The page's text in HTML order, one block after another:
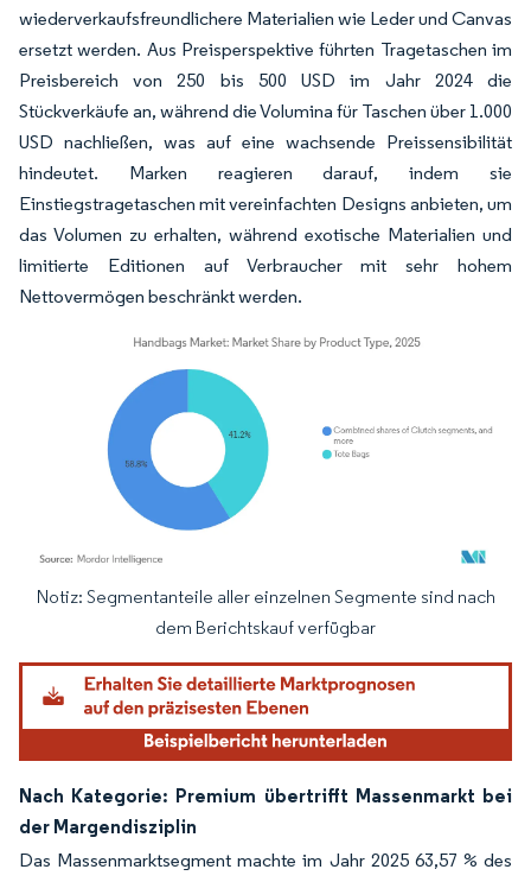
wiederverkaufsfreundlichere Materialien wie Leder und Canvas
ersetzt werden. Aus Preisperspektive führten Tragetaschen im
Preisbereich von 250 bis 500 USD im Jahr 2024 die
Stückverkäufe an, während die Volumina für Taschen über 1.000
USD nachließen, was auf eine wachsende Preissensibilität
hindeutet. Marken reagieren darauf, indem sie
Einstiegstragetaschen mit vereinfachten Designs anbieten, um
das Volumen zu erhalten, während exotische Materialien und
limitierte Editionen auf Verbraucher mit sehr hohem
Nettovermögen beschränkt werden.
Bild © Mordor Intelligence. Wiederverwendung erfordert Namensnennung
Notiz: Segmentanteile aller einzelnen Segmente sind nach
dem Berichtskauf verfügbar
Nach Kategorie: Premium übertrifft Massenmarkt bei
der Margendisziplin
Das Massenmarktsegment machte im Jahr 2025 63,57 % des